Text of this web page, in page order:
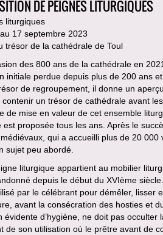
DE PEIGNES LITURGIQUES
liturgiques
17 septembre 2023
trésor de la cathédrale de Toul
des 800 ans de la cathédrale en
initiale perdue depuis plus de 200 ans
de regroupement, il donne un
contenir un trésor de cathédrale avant
de mise en valeur de cet ensemble
est proposée tous les ans. Après le
qui a accueilli plus de 20 000
sujet peu abordé.
liturgique appartient au mobilier
depuis le début du XVIème siècle.
par le célébrant pour démêler, lisser
avant la consécration des hosties et
évidente d’hygiène, ne doit pas occulter
de son utilisation où le prêtre avant de